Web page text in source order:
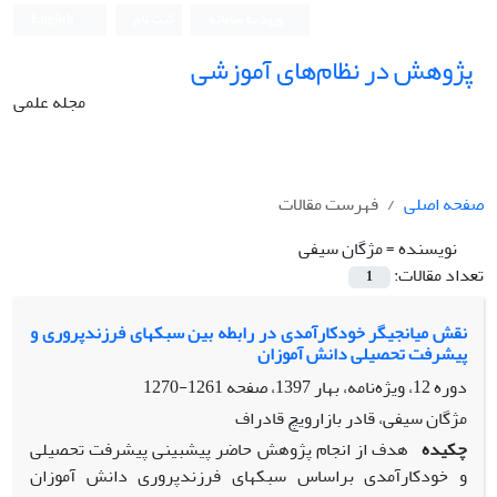
پژوهش در نظام‌های آموزشی
مجله علمی
صفحه اصلی
فهرست مقالات
نویسنده =مژگان سیفی
تعداد مقالات:
1
نقش میانجیگر خودکارآمدی در رابطه بین سبکهای فرزندپروری و
پیشرفت تحصیلی دانش آموزان
دوره 12، ویژه‌نامه، بهار 1397، صفحه
1261-1270
مژگان سیفی، قادر بازارویچ قادراف
چکیده هدف از انجام پژوهش حاضر پیش­بینی پیشرفت تحصیلی
و خودکارآمدی براساس سبک­های فرزندپروری دانش ­آموزان